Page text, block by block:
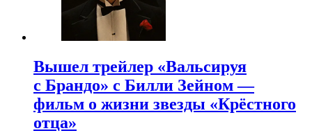
Вышел трейлер «Вальсируя
с Брандо» с Билли Зейном —
фильм о жизни звезды «Крёстного
отца»